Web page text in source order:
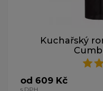
Kuchařský
od 609 Kč
s DPH